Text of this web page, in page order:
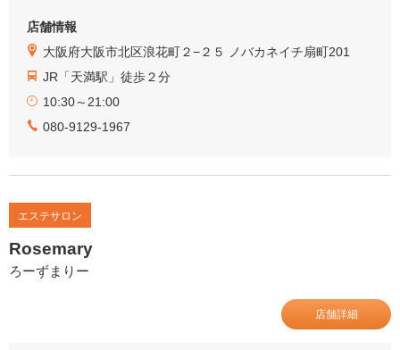
店舗情報
大阪府大阪市北区浪花町２−２５ ノバカネイチ扇町201
JR「天満駅」徒歩２分
10:30～21:00
080-9129-1967
エステサロン
Rosemary
ろーずまりー
店舗詳細